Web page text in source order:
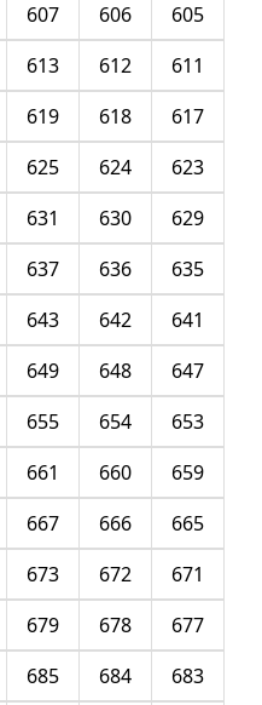
605
606
607
611
612
613
617
618
619
623
624
625
629
630
631
635
636
637
641
642
643
647
648
649
653
654
655
659
660
661
665
666
667
671
672
673
677
678
679
683
684
685